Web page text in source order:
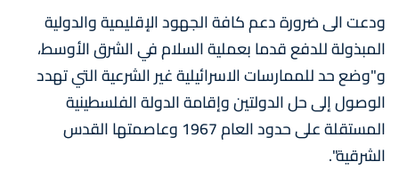
ودعت الى ضرورة دعم كافة الجهود الإقليمية والدولية
المبذولة للدفع قدما بعملية السلام في الشرق الأوسط،
و"وضع حد للممارسات الاسرائيلية غير الشرعية التي تهدد
الوصول إلى حل الدولتين وإقامة الدولة الفلسطينية
المستقلة على حدود العام 1967 وعاصمتها القدس
الشرقية".